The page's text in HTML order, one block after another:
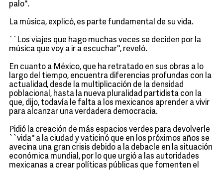
palo''.
La música, explicó, es parte fundamental de su vida.
``Los viajes que hago muchas veces se deciden por la
música que voy a ir a escuchar'', reveló.
En cuanto a México, que ha retratado en sus obras a lo
largo del tiempo, encuentra diferencias profundas con la
actualidad, desde la multiplicación de la densidad
poblacional, hasta la nueva pluralidad partidista con la
que, dijo, todavía le falta a los mexicanos aprender a vivir
para alcanzar una verdadera democracia.
Pidió la creación de más espacios verdes para devolverle
``vida'' a la ciudad y vaticinó que en los próximos años se
avecina una gran crisis debido a la debacle en la situación
económica mundial, por lo que urgió a las autoridades
mexicanas a crear políticas públicas que fomenten el